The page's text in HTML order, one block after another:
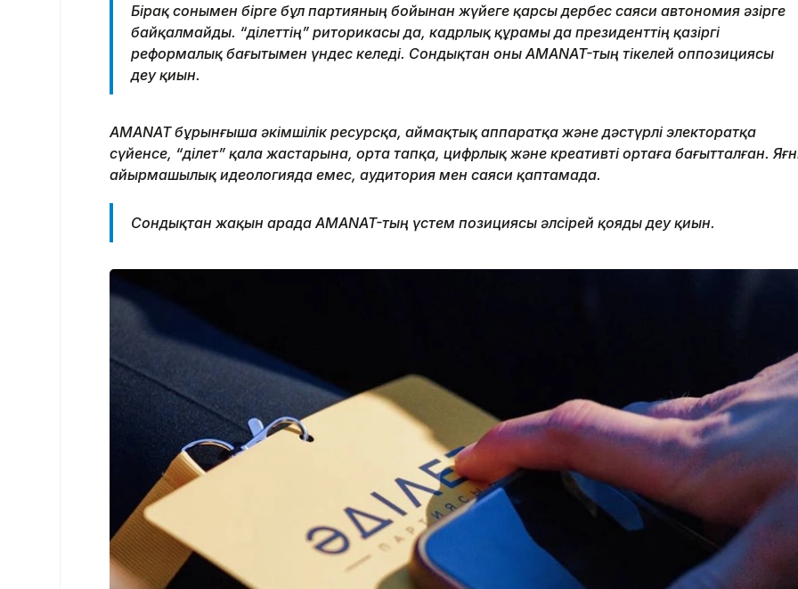
Бірақ сонымен бірге бұл партияның бойынан жүйеге қарсы дербес саяси автономия әзірге
байқалмайды. “Әділеттің” риторикасы да, кадрлық құрамы да президенттің қазіргі
реформалық бағытымен үндес келеді. Сондықтан оны AMANAT-тың тікелей оппозициясы
деу қиын.
AMANAT бұрынғыша әкімшілік ресурсқа, аймақтық аппаратқа және дәстүрлі электоратқа
сүйенсе, “Әділет” қала жастарына, орта тапқа, цифрлық және креативті ортаға бағытталған.
айырмашылық идеологияда емес, аудитория мен саяси қаптамада.
Сондықтан жақын арада AMANAT-тың үстем позициясы әлсірей қояды деу қиын.